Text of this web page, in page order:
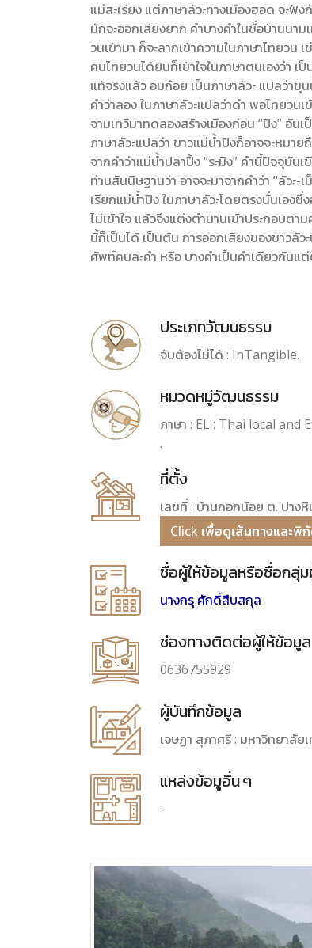
แม่สะเรียง แต่ภาษาลัวะทางเมืองฮอด จะฟั
มักจะออกเสียงยาก คำบางคำในชื่อบ้านนา
วนเข้ามา ก็จะลากเข้าความในภาษาไทยวน
คนไทยวนได้ยินก็เข้าใจในภาษาตนเองว่า
แท้จริงแล้ว อมก๋อย เป็นภาษาลัวะ แปลว่าขุ
คำว่าลอง ในภาษาลัวะแปลว่าดำ พอไทยวน
จามเทวีมาทดลองสร้างเมืองก่อน “ปิง” อัน
ภาษาลัวะแปลว่า ขาวแม่น้ำปิงก็อาจจะหมา
จากคำว่าแม่น้ำปลาปิ้ง “ระมิง” คำนี้ปัจจุบัน
ท่านสันนิษฐานว่า อาจจะมาจากคำว่า “ลัวะ-
เรียกแม่น้ำปิง ในภาษาลัวะโดยตรงนั่นเองซึ่
ไม่เข้าใจ แล้วจึงแต่งตำนานเข้าประกอบตา
นี้ก็เป็นได้ เป็นต้น การออกเสียงของชาวลั
ศัพท์คนละคำ หรือ บางคำเป็นคำเดียวกันแ
ประเภทวัฒนธรรม
จับต้องไม่ได้ : InTangible.
หมวดหมู่วัฒนธรรม
ภาษา : EL : Thai local
.
ที่ตั้ง
เลขที่ : บ้านกอกน้อย ต. ปาง
Click เพื่อดูเส้นทางและพิ
ชื่อผู้ให้ข้อมูลหรือชื่อกลุ่
นางกรุ ศักดิ์สืบสกุล
ช่องทางติดต่อผู้ให้ข้อมูล
0636755929
ผู้บันทึกข้อมูล
เจษฏา สุภาศรี : มหาวิทยาลัย
แหล่งข้อมูอื่น ๆ
-